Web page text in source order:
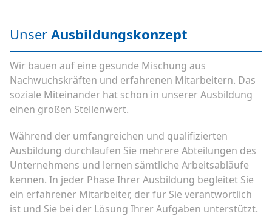
Unser Ausbildungskonzept
Wir bauen auf eine gesunde Mischung aus
Nachwuchskräften und erfahrenen Mitarbeitern. Das
soziale Miteinander hat schon in unserer Ausbildung
einen großen Stellenwert.
Während der umfangreichen und qualifizierten
Ausbildung durchlaufen Sie mehrere Abteilungen des
Unternehmens und lernen sämtliche Arbeitsabläufe
kennen. In jeder Phase Ihrer Ausbildung begleitet Sie
ein erfahrener Mitarbeiter, der für Sie verantwortlich
ist und Sie bei der Lösung Ihrer Aufgaben unterstützt.